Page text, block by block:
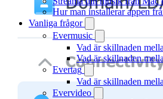
Hur man installerar appen
Vanliga frågor
Evermusic
Vad är skillnaden
Vad är skillnaden
Evertag
Vad är skillnaden
Evervideo